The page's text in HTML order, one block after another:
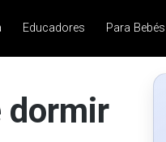
Educadores Para Bebés
dormir